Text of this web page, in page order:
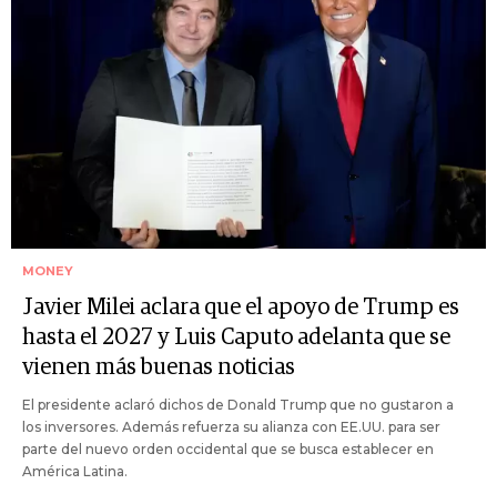
MONEY
Javier Milei aclara que el apoyo de Trump es
hasta el 2027 y Luis Caputo adelanta que se
vienen más buenas noticias
El presidente aclaró dichos de Donald Trump que no gustaron a
los inversores. Además refuerza su alianza con EE.UU. para ser
parte del nuevo orden occidental que se busca establecer en
América Latina.